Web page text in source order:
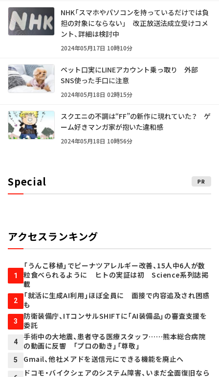
NHK「スマホやパソコンを持っているだけでは負
担の対象にならない」 改正放送法成立受けコメ
ント、詳細は検討中
2024年05月17日 10時10分
ペット口実にLINEアカウント乗っ取り 外部
SNS使った手口に注意
2024年05月18日 02時15分
スクエニの不調は“FF”の新作に現れていた？ ゲ
ーム好きマンガ家が抱いた違和感
2024年05月18日 10時56分
Special PR
アクセスランキング
1
「うんこ移植」でピーナツアレルギー改善、15人中6人が数
粒食べられるように ヒトの実証は初 Science系列誌掲
載
2
「就活に生成AI利用」ほぼ全員に 面接で内容追及され困惑
も
3
防衛装備庁、ITコンサルSHIFTに「AI装備品」の審査支援を
委託
4
手術中の大地震、患者守る医療スタッフ……熊本総合病院
の動画に反響 「プロの動き」「尊敬」
5 Gmail、他社メアドを送信元にできる機能を廃止へ
ドコモ・バイクシェアのシステム障害、いまだ全面復旧なら